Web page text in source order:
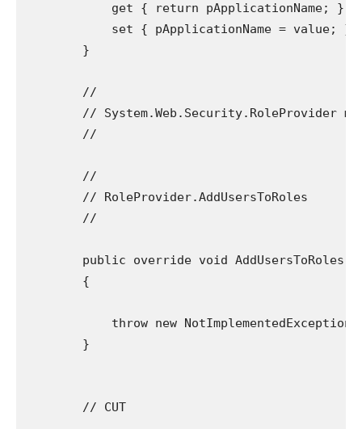
            get { return pApplicationName; }
            set { pApplicationName = value; }
        }
        //
// System.Web.Security.RoleProvider
        //
        //
        // RoleProvider.AddUsersToRoles
        //
public override void
        {
throw new
        }
        // CUT